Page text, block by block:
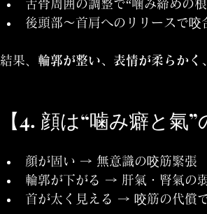
舌骨周囲の調整で“噛み締めの
後頭部〜首肩へのリリースで咬
結果、 輪郭が整い、表情が柔らかく
【4. 顔は“噛み癖と氣
顔が固い → 無意識の咬筋緊張
輪郭が下がる → 肝氣・腎氣の
首が太く見える → 咬筋の代償